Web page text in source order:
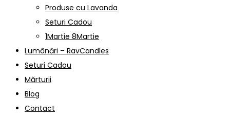
Produse cu Lavanda
Seturi Cadou
1Martie 8Martie
Lumânări – RavCandles
Seturi Cadou
Mărturii
Blog
Contact